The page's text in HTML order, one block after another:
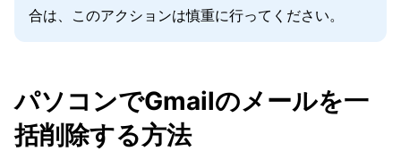
合は、このアクションは慎重に行ってください。
パソコンでGmailのメールを一
括削除する方法